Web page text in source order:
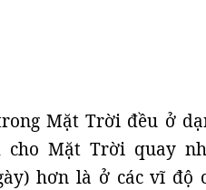
Mặt Trời đều ở
cho Mặt Trời quay
hơn là ở các vĩ độ